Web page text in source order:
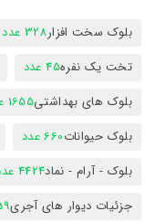
بلوک سخت افزار328 عدد
تخت یک نفره45 عدد
بلوک های بهداشتی1655 عدد
بلوک حیوانات660 عدد
بلوک - آرام - نماد4424 عدد
جزئیات دیوار های آجری